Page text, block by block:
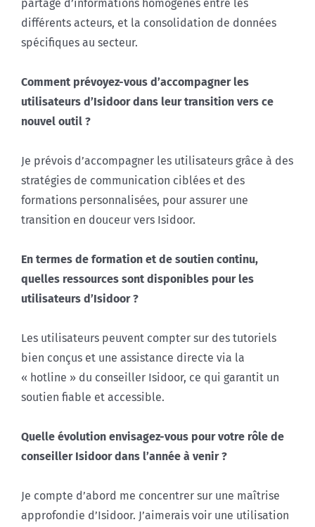
partage d’informations homogènes entre les
différents acteurs, et la consolidation de données
spécifiques au secteur.
Comment prévoyez-vous d’accompagner les
utilisateurs d’Isidoor dans leur transition vers ce
nouvel outil ?
Je prévois d’accompagner les utilisateurs grâce à des
stratégies de communication ciblées et des
formations personnalisées, pour assurer une
transition en douceur vers Isidoor.
En termes de formation et de soutien continu,
quelles ressources sont disponibles pour les
utilisateurs d’Isidoor ?
Les utilisateurs peuvent compter sur des tutoriels
bien conçus et une assistance directe via la
« hotline » du conseiller Isidoor, ce qui garantit un
soutien fiable et accessible.
Quelle évolution envisagez-vous pour votre rôle de
conseiller Isidoor dans l’année à venir ?
Je compte d’abord me concentrer sur une maîtrise
approfondie d’Isidoor. J’aimerais voir une utilisation